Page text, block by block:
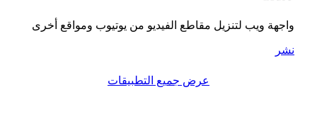
واجهة ويب لتنزيل مقاطع الفيديو من يوتيوب ومواقع أخرى
نشر
عرض جميع التطبيقات